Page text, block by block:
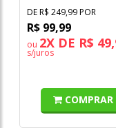
DE R$ 249,99 POR
R$ 99,99
ou 2X DE R$
s/juros
COMPRAR